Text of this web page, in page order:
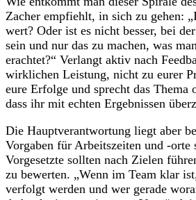
Zacher empfiehlt, in sich zu gehen:
wert? Oder ist es nicht besser, bei
sein und nur das zu machen, was
erachtet?“ Verlangt aktiv nach
wirklichen Leistung, nicht zu eurer
eure Erfolge und sprecht das Thema
dass ihr mit echten Ergebnissen
Die Hauptverantwortung liegt aber
Vorgaben für Arbeitszeiten und -orte
Vorgesetzte sollten nach Zielen
zu bewerten. „Wenn im Team klar
verfolgt werden und wer gerade